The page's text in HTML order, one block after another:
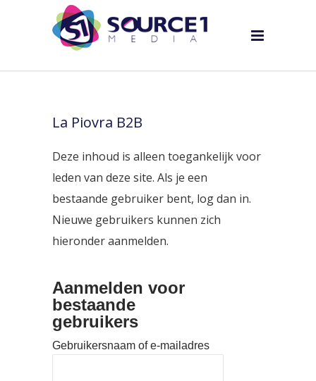
La Piovra B2B
Deze inhoud is alleen toegankelijk voor
leden van deze site. Als je een
bestaande gebruiker bent, log dan in.
Nieuwe gebruikers kunnen zich
hieronder aanmelden.
Aanmelden voor
bestaande
gebruikers
Gebruikersnaam of e-mailadres